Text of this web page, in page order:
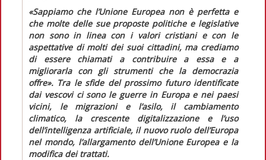
«Sappiamo che l’Unione Europea non è perfetta e
che molte delle sue proposte politiche e legislative
non sono in linea con i valori cristiani e con le
aspettative di molti dei suoi cittadini, ma crediamo
di essere chiamati a contribuire a essa e a
migliorarla con gli strumenti che la democrazia
offre». Tra le sfide del prossimo futuro identificate
dai vescovi ci sono le guerre in Europa e nei paesi
vicini, le migrazioni e l’asilo, il cambiamento
climatico, la crescente digitalizzazione e l’uso
dell’intelligenza artificiale, il nuovo ruolo dell’Europa
nel mondo, l’allargamento dell’Unione Europea e la
modifica dei trattati.